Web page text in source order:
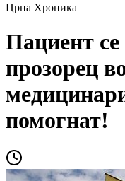
Црна Хроника
Пациент
прозорец
помогнат!